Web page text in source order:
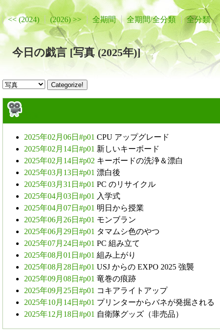
<< (2024) (2026) >> 全期間 全期間/全分類 全分類
今日の戯言 [写真 (2025年)]
2025年02月06日#p01 CPU アップグレード
2025年02月14日#p01 新しいキーボード
2025年02月14日#p02 キーボードの洗浄＆漂白
2025年03月13日#p01 漂白後
2025年03月31日#p01 PC のリサイクル
2025年04月03日#p01 入学式
2025年04月07日#p01 明日から授業
2025年06月26日#p01 モンブラン
2025年06月29日#p01 タマムシ色のやつ
2025年07月24日#p01 PC 組み立て
2025年08月01日#p01 組み上がり
2025年08月28日#p01 USJ からの EXPO 2025 強襲
2025年09月08日#p01 竜巻の痕跡
2025年09月25日#p01 コキアライトアップ
2025年10月14日#p01 プリンターからバネが発掘される
2025年12月18日#p01 自衛隊グッズ（非売品）